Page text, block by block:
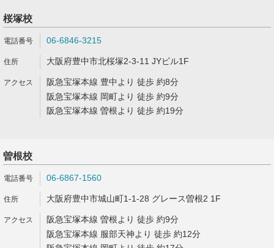
桜塚校
06-6846-3215
大阪府豊中市北桜塚2-3-11 JYビル1F
阪急宝塚本線 豊中より 徒歩 約8分
阪急宝塚本線 岡町より 徒歩 約9分
阪急宝塚本線 曽根より 徒歩 約19分
曽根校
06-6867-1560
大阪府豊中市城山町1-1-28 グレース曽根2 1F
阪急宝塚本線 曽根より 徒歩 約9分
阪急宝塚本線 服部天神より 徒歩 約12分